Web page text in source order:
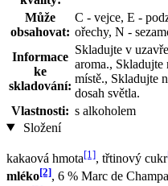
Může
obsahovat:
C - vejce, E -
ořechy, N -
Informace
ke
skladování:
Skladujte v
aroma., Skladujte
místě., Skladujte
dosah světla.
Vlastnosti: s alkoholem
Složení
kakaová hmota[1], třtinový cukr
mléko[2], 6 % Marc de